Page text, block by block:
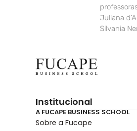
Juliana
Silvania
Institucional
A FUCAPE BUSINESS SCHOOL
Sobre a Fucape